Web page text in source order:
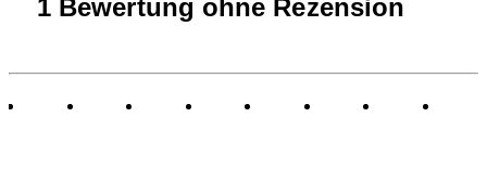
von
1 Bewertung ohne Rezension